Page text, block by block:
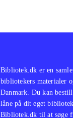
Bibliotek.dk er en
bibliotekers materialer
Danmark. Du kan
låne på dit eget
Bibliotek.dk til at søge